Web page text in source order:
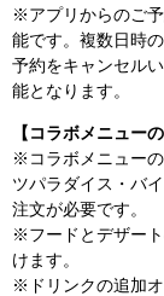
※アプリからのご
能です。複数日時
予約をキャンセル
能となります。
【コラボメニュー
※コラボメニュー
ツパラダイス・バ
注文が必要です。
※フードとデザー
けます。
※ドリンクの追加